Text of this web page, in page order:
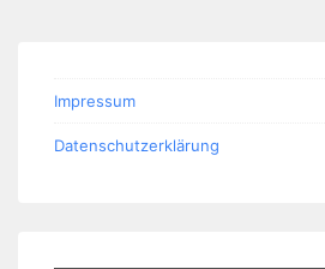
Impressum
Datenschutzerklärung